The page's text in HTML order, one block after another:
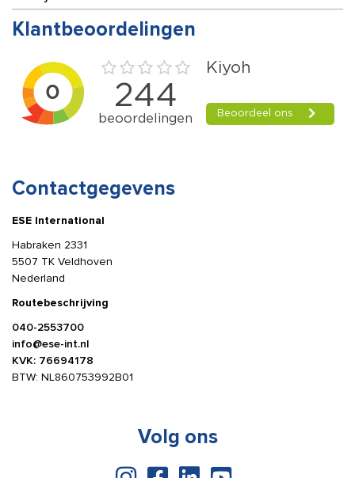
Klantbeoordelingen
Contactgegevens
ESE International
Habraken 2331
5507 TK Veldhoven
Nederland
Routebeschrijving
040-2553700
info@ese-int.nl
KVK: 76694178
BTW: NL860753992B01
Volg ons